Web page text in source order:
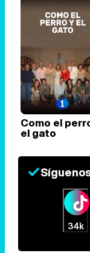
Como el
el gato
34k